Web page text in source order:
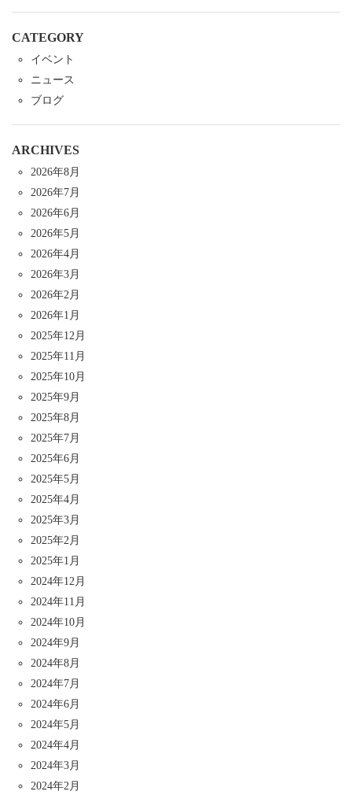
CATEGORY
イベント
ニュース
ブログ
ARCHIVES
2026年8月
2026年7月
2026年6月
2026年5月
2026年4月
2026年3月
2026年2月
2026年1月
2025年12月
2025年11月
2025年10月
2025年9月
2025年8月
2025年7月
2025年6月
2025年5月
2025年4月
2025年3月
2025年2月
2025年1月
2024年12月
2024年11月
2024年10月
2024年9月
2024年8月
2024年7月
2024年6月
2024年5月
2024年4月
2024年3月
2024年2月